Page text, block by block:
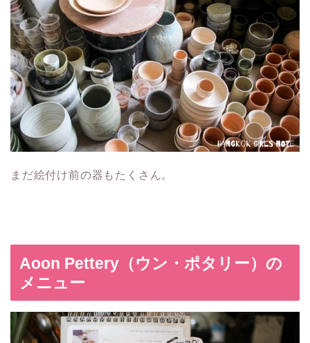
まだ絵付け前の器もたくさん。
Aoon Pettery（ウン・ポタリー）の
メニュー